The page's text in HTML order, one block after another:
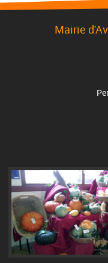
Mairie